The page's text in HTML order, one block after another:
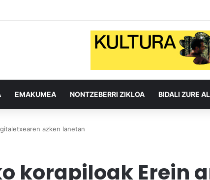
EMAKUMEA NONTZEBERRI ZIKLOA BIDALI ZURE
azken lanetan
korapiloak Erein